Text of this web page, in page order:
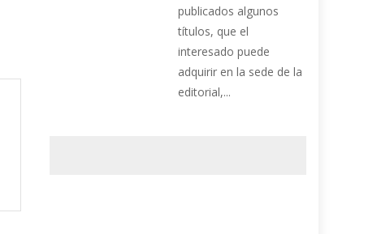
publicados algunos
títulos, que el
interesado puede
adquirir en la sede de la
editorial,...